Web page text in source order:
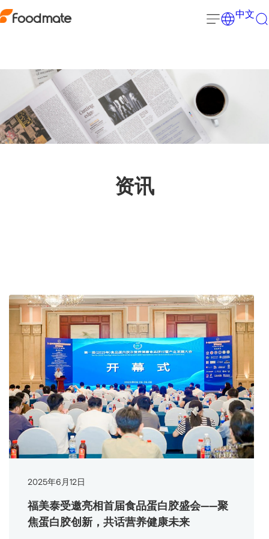
中文
资讯
2025年6月12日
福美泰受邀亮相首届食品蛋白胶盛会——聚
焦蛋白胶创新，共话营养健康未来